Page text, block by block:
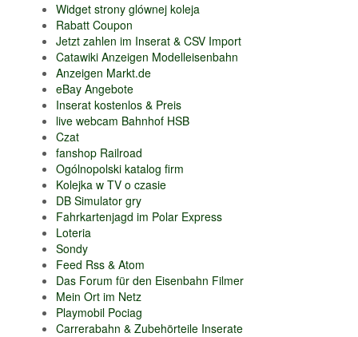
Widget strony glównej koleja
Rabatt Coupon
Jetzt zahlen im Inserat & CSV Import
Catawiki Anzeigen Modelleisenbahn
Anzeigen Markt.de
eBay Angebote
Inserat kostenlos & Preis
live webcam Bahnhof HSB
Czat
fanshop Railroad
Ogólnopolski katalog firm
Kolejka w TV o czasie
DB Simulator gry
Fahrkartenjagd im Polar Express
Loteria
Sondy
Feed Rss & Atom
Das Forum für den Eisenbahn Filmer
Mein Ort im Netz
Playmobil Pociag
Carrerabahn & Zubehörteile Inserate